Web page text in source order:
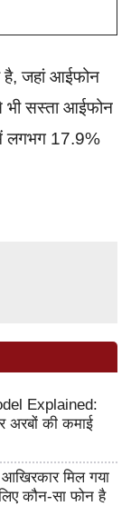
है, जहां आईफोन
सस्ता आईफोन
लगभग 17.9%
Explained:
अरबों की कमाई
मिल गया
कौन-सा फोन है